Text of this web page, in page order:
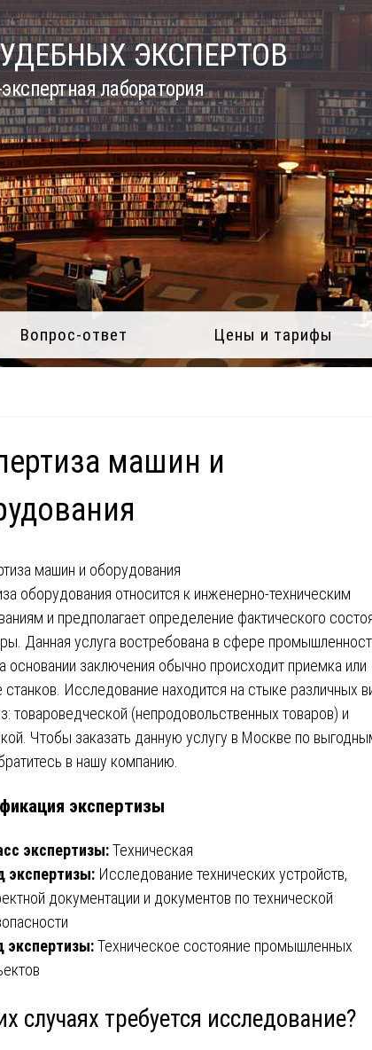
ЭКСПЕРТОВ
лаборатория
Вопрос-ответ Цены и тарифы
машин и
оборудования относится к инженерно-техническим
и предполагает определение фактического
Данная услуга востребована в сфере
основании заключения обычно происходит приемка или
станков. Исследование находится на стыке различных
товароведческой (непродовольственных товаров) и
Чтобы заказать данную услугу в Москве по
в нашу компанию.
экспертизы
экспертизы:Техническая
экспертизы: Исследование технических устройств,
документации и документов по технической
экспертизы:Техническое состояние промышленных
случаях требуется исследование?